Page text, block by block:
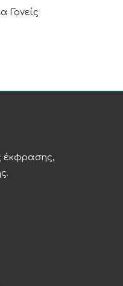
Γονείς
έκφρασης,